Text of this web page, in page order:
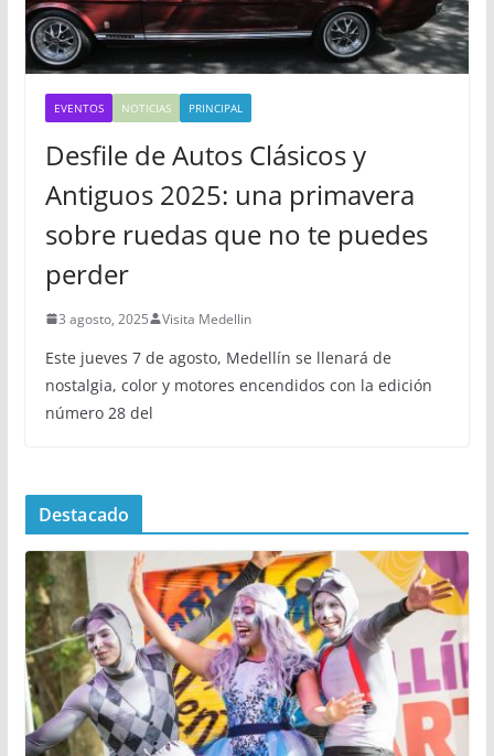
EVENTOS NOTICIAS PRINCIPAL
Desfile de Autos Clásicos y
Antiguos 2025: una primavera
sobre ruedas que no te puedes
perder
3 agosto, 2025 Visita Medellin
Este jueves 7 de agosto, Medellín se llenará de
nostalgia, color y motores encendidos con la edición
número 28 del
Destacado